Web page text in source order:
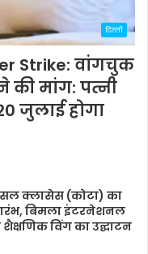
दिल्ली
Strike: वांगचुक
मांग: पत्नी
जुलाई होगा
क्लासेस (कोटा) का
बिमला इंटरनेशनल
विंग का उद्घाटन